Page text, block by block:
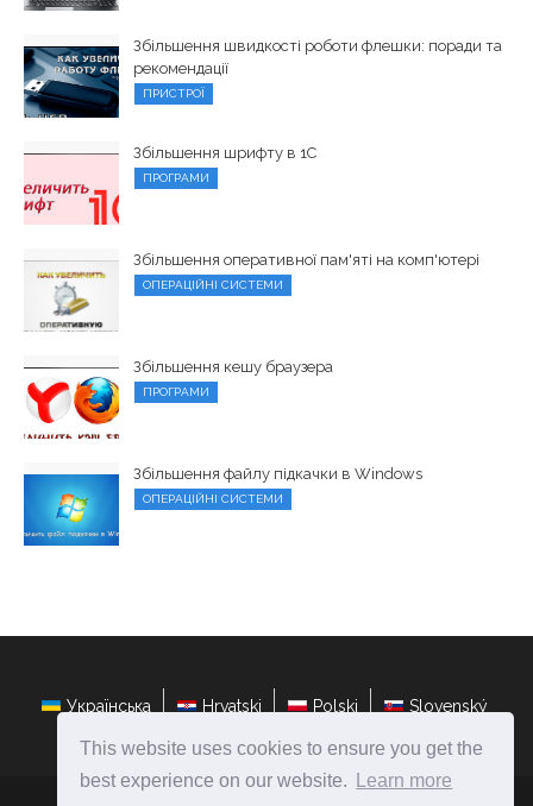
This website uses cookies to ensure you get the
best experience on our website.
Learn more
Збільшення швидкості роботи флешки: поради та
рекомендації
ПРИСТРОЇ
Збільшення шрифту в 1С
ПРОГРАМИ
Збільшення оперативної пам'яті на комп'ютері
ОПЕРАЦІЙНІ СИСТЕМИ
Збільшення кешу браузера
ПРОГРАМИ
Збільшення файлу підкачки в Windows
ОПЕРАЦІЙНІ СИСТЕМИ
Українська Hrvatski Polski Slovenský